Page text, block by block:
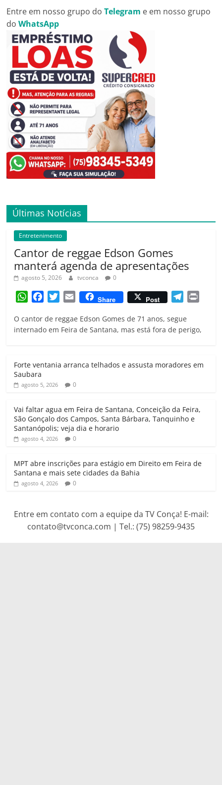
Entre em nosso grupo doTelegram e em nosso grupo
doWhatsApp
Últimas Notícias
Entretenimento
Cantor de reggae Edson Gomes
manterá agenda de apresentações
agosto 5, 2026 tvconca 0
W
a
t
p
p
c
e
o
i
t
r
a
i
Share Post
l
e
a
n
O cantor de reggae Edson Gomes de 71 anos, segue
internado em Feira de Santana, mas está fora de perigo,
Forte ventania arranca telhados e assusta moradores em
Saubara
agosto 5, 2026 0
Vai faltar agua em Feira de Santana, Conceição da Feira,
São Gonçalo dos Campos, Santa Bárbara, Tanquinho e
Santanópolis; veja dia e horario
agosto 4, 2026 0
MPT abre inscrições para estágio em Direito em Feira de
Santana e mais sete cidades da Bahia
agosto 4, 2026 0
Entre em contato com a equipe da TV Conça! E-mail:
contato@tvconca.com | Tel.: (75) 98259-9435